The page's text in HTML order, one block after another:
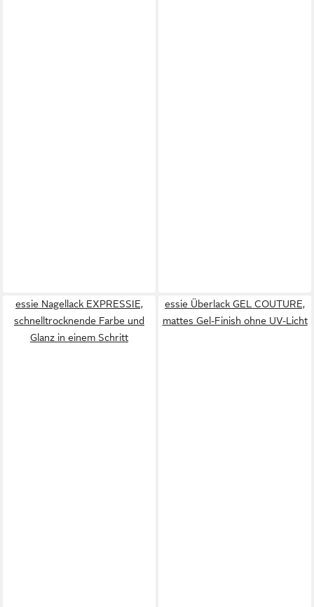
essie Nagellack EXPRESSIE,
schnelltrocknende Farbe und
Glanz in einem Schritt
essie Überlack GEL COUTURE,
mattes Gel-Finish ohne UV-Licht